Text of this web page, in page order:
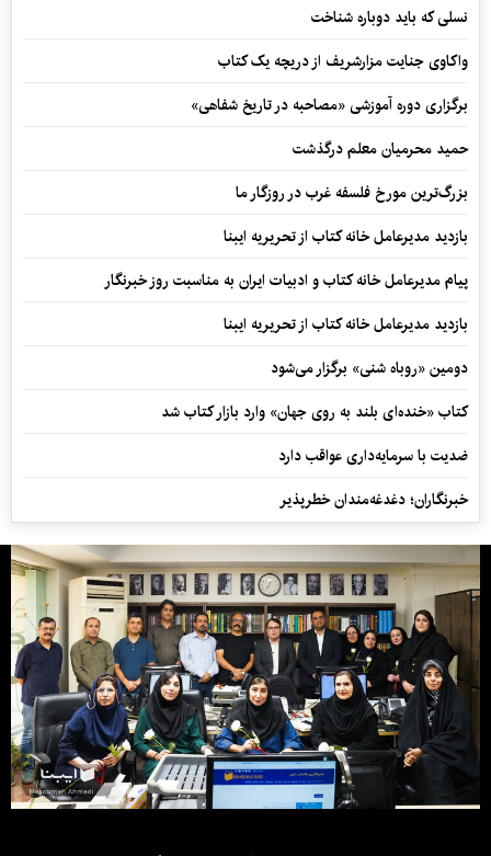
نسلی که باید دوباره شناخت
واکاوی جنایت مزارشریف از دریچه یک کتاب
برگزاری دوره آموزشی «مصاحبه در تاریخ شفاهی»
حمید محرمیان معلم درگذشت
بزرگ‌ترین مورخ فلسفه غرب در روزگار ما
بازدید مدیرعامل خانه کتاب از تحریریه ایبنا
پیام مدیرعامل خانه کتاب و ادبیات ایران به مناسبت روز خبرنگار
بازدید مدیرعامل خانه کتاب از تحریریه ایبنا
دومین «روباه شنی» برگزار می‌شود
کتاب «خنده‌ای بلند به روی جهان» وارد بازار کتاب شد
ضدیت با سرمایه‌داری عواقب دارد
خبرنگاران؛ دغدغه‌مندان خطرپذیر